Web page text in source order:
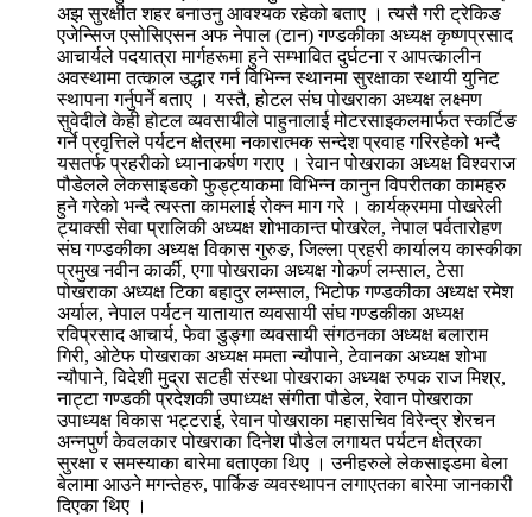
अझ सुरक्षीत शहर बनाउनु आवश्यक रहेको बताए । त्यसै गरी ट्रेकिङ
एजेन्सिज एसोसिएसन अफ नेपाल (टान) गण्डकीका अध्यक्ष कृष्णप्रसाद
आचार्यले पदयात्रा मार्गहरूमा हुने सम्भावित दुर्घटना र आपत्कालीन
अवस्थामा तत्काल उद्धार गर्न विभिन्न स्थानमा सुरक्षाका स्थायी युनिट
स्थापना गर्नुपर्ने बताए । यस्तै, होटल संघ पोखराका अध्यक्ष लक्ष्मण
सुवेदीले केही होटल व्यवसायीले पाहुनालाई मोटरसाइकलमार्फत स्कर्टिङ
गर्ने प्रवृत्तिले पर्यटन क्षेत्रमा नकारात्मक सन्देश प्रवाह गरिरहेको भन्दै
यसतर्फ प्रहरीको ध्यानाकर्षण गराए । रेवान पोखराका अध्यक्ष विश्वराज
पौडेलले लेकसाइडको फुड्ट्याकमा विभिन्न कानुन विपरीतका कामहरु
हुने गरेको भन्दै त्यस्ता कामलाई रोक्न माग गरे । कार्यक्रममा पोखरेली
ट्याक्सी सेवा प्रालिकी अध्यक्ष शोभाकान्त पोखरेल, नेपाल पर्वतारोहण
संघ गण्डकीका अध्यक्ष विकास गुरुङ, जिल्ला प्रहरी कार्यालय कास्कीका
प्रमुख नवीन कार्की, एगा पोखराका अध्यक्ष गोकर्ण लम्साल, टेसा
पोखराका अध्यक्ष टिका बहादुर लम्साल, भिटोफ गण्डकीका अध्यक्ष रमेश
अर्याल, नेपाल पर्यटन यातायात व्यवसायी संघ गण्डकीका अध्यक्ष
रविप्रसाद आचार्य, फेवा डुङ्गा व्यवसायी संगठनका अध्यक्ष बलाराम
गिरी, ओटेफ पोखराका अध्यक्ष ममता न्यौपाने, टेवानका अध्यक्ष शोभा
न्यौपाने, विदेशी मुद्रा सटही संस्था पोखराका अध्यक्ष रुपक राज मिश्र,
नाट्टा गण्डकी प्रदेशकी उपाध्यक्ष संगीता पौडेल, रेवान पोखराका
उपाध्यक्ष विकास भट्टराई, रेवान पोखराका महासचिव विरेन्द्र शेरचन
अन्नपुर्ण केवलकार पोखराका दिनेश पौडेल लगायत पर्यटन क्षेत्रका
सुरक्षा र समस्याका बारेमा बताएका थिए । उनीहरुले लेकसाइडमा बेला
बेलामा आउने मगन्तेहरु, पार्किङ व्यवस्थापन लगाएतका बारेमा जानकारी
दिएका थिए ।